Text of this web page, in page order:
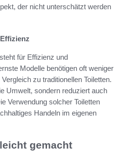
der nicht unterschätzt werden
für Effizienz und
Modelle benötigen oft weniger
zu traditionellen Toiletten.
Umwelt, sondern reduziert auch
Verwendung solcher Toiletten
Handeln im eigenen
gemacht